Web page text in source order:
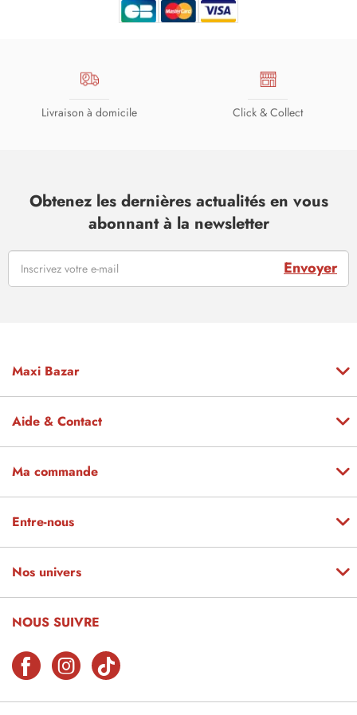
Livraison à domicile Click & Collect
Obtenez les dernières actualités en vous
abonnant à la newsletter
Envoyer
Maxi Bazar
Aide & Contact
Ma commande
Entre-nous
Nos univers
NOUS SUIVRE